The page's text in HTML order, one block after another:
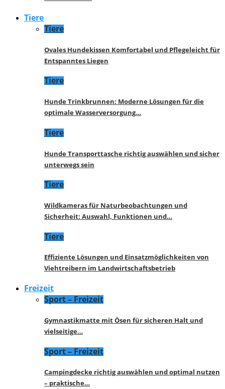
Tiere
Tiere
Ovales Hundekissen Komfortabel und Pflegeleicht für
Entspanntes Liegen
Tiere
Hunde Trinkbrunnen: Moderne Lösungen für die
optimale Wasserversorgung…
Tiere
Hunde Transporttasche richtig auswählen und sicher
unterwegs sein
Tiere
Wildkameras für Naturbeobachtungen und
Sicherheit: Auswahl, Funktionen und…
Tiere
Effiziente Lösungen und Einsatzmöglichkeiten von
Viehtreibern im Landwirtschaftsbetrieb
Freizeit
Sport – Freizeit
Gymnastikmatte mit Ösen für sicheren Halt und
vielseitige…
Sport – Freizeit
Campingdecke richtig auswählen und optimal nutzen
– praktische…